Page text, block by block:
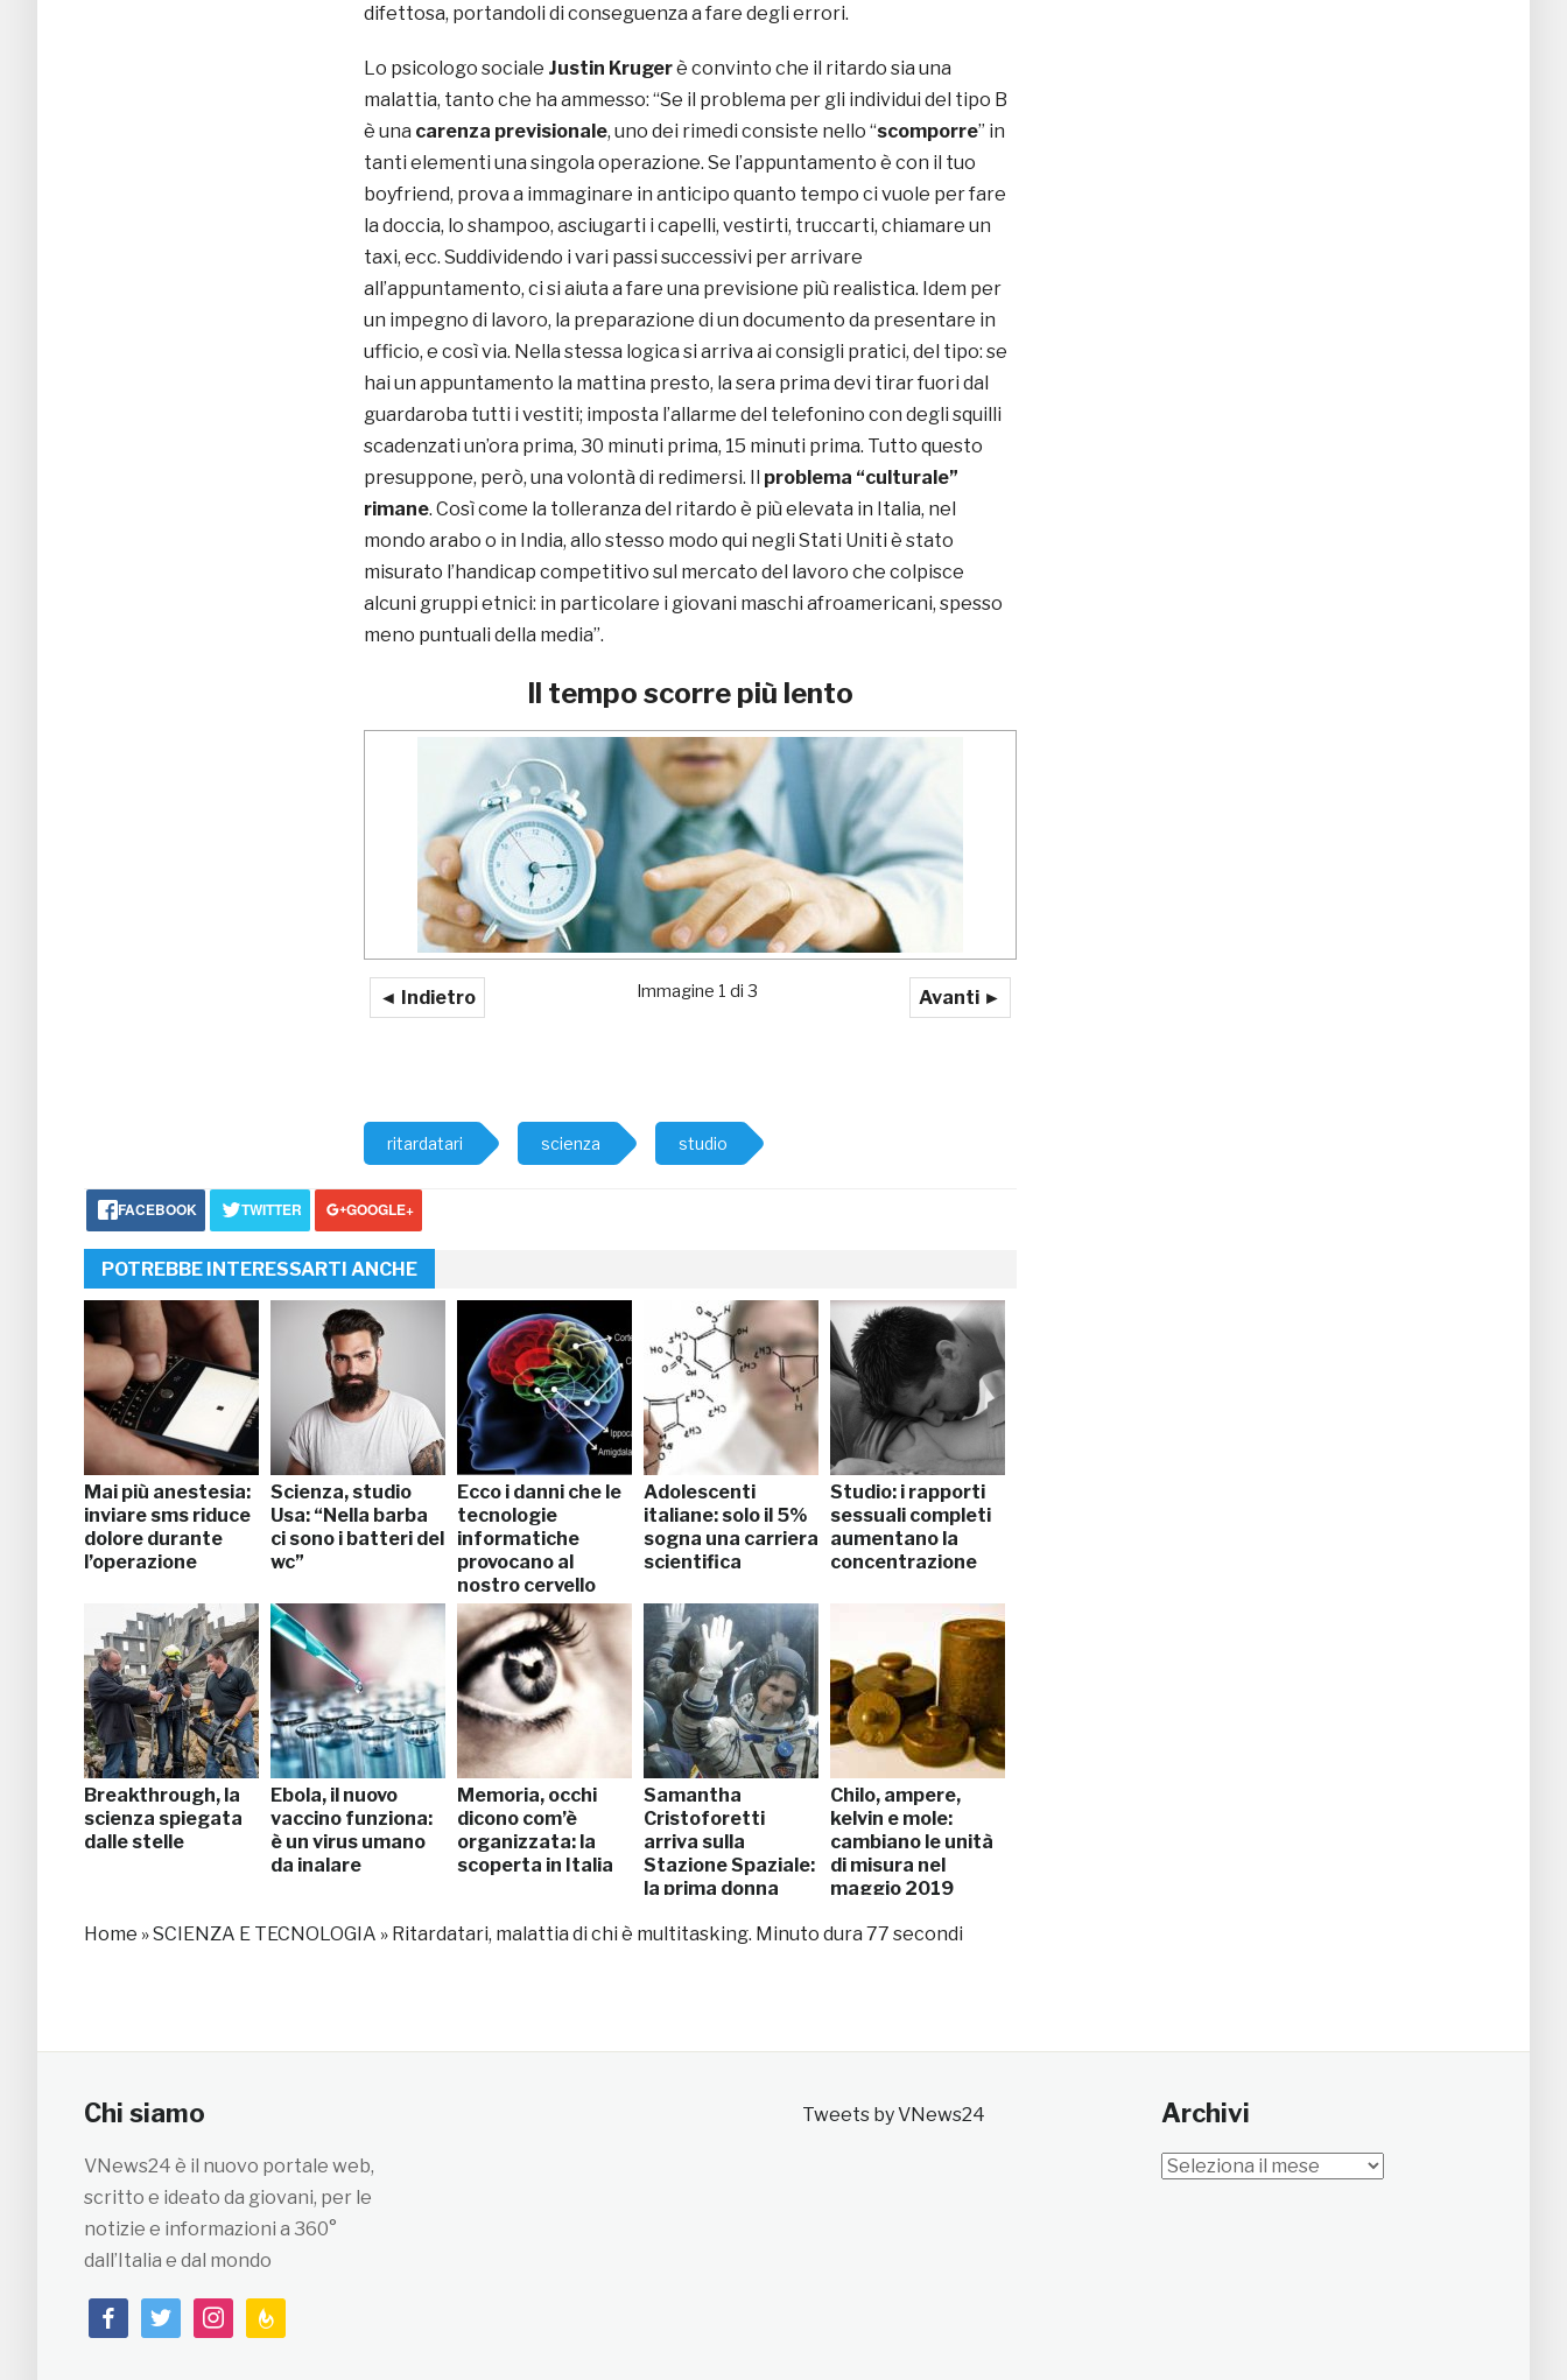
difettosa, portandoli di conseguenza a fare degli errori.
Lo psicologo sociale Justin Krugerè convinto che il ritardo sia una
malattia, tanto che ha ammesso: “Se il problema per gli individui del tipo B
è una carenza previsionale, uno dei rimedi consiste nello “scomporre” in
tanti elementi una singola operazione. Se l’appuntamento è con il tuo
boyfriend, prova a immaginare in anticipo quanto tempo ci vuole per fare
la doccia, lo shampoo, asciugarti i capelli, vestirti, truccarti, chiamare un
taxi, ecc. Suddividendo i vari passi successivi per arrivare
all’appuntamento, ci si aiuta a fare una previsione più realistica. Idem per
un impegno di lavoro, la preparazione di un documento da presentare in
ufficio, e così via. Nella stessa logica si arriva ai consigli pratici, del tipo: se
hai un appuntamento la mattina presto, la sera prima devi tirar fuori dal
guardaroba tutti i vestiti; imposta l’allarme del telefonino con degli squilli
scadenzati un’ora prima, 30 minuti prima, 15 minuti prima. Tutto questo
presuppone, però, una volontà di redimersi. Il problema “culturale”
rimane. Così come la tolleranza del ritardo è più elevata in Italia, nel
mondo arabo o in India, allo stesso modo qui negli Stati Uniti è stato
misurato l’handicap competitivo sul mercato del lavoro che colpisce
alcuni gruppi etnici: in particolare i giovani maschi afroamericani, spesso
meno puntuali della media”.
Il tempo scorre più lento
◄ Indietro Avanti ►
Immagine 1 di 3
ritardatari scienza studio
FACEBOOK TWITTER GOOGLE+
POTREBBE INTERESSARTI ANCHE
Mai più anestesia:
inviare sms riduce
dolore durante
l’operazione
Scienza, studio
Usa: “Nella barba
ci sono i batteri del
wc”
Ecco i danni che le
tecnologie
informatiche
provocano al
nostro cervello
Adolescenti
italiane: solo il 5%
sogna una carriera
scientifica
Studio: i rapporti
sessuali completi
aumentano la
concentrazione
Breakthrough, la
scienza spiegata
dalle stelle
Ebola, il nuovo
vaccino funziona:
è un virus umano
da inalare
Memoria, occhi
dicono com’è
organizzata: la
scoperta in Italia
Samantha
Cristoforetti
arriva sulla
Stazione Spaziale:
la prima donna
spazio
Chilo, ampere,
kelvin e mole:
cambiano le unità
di misura nel
maggio 2019
Home »SCIENZA E TECNOLOGIA » Ritardatari, malattia di chi è multitasking. Minuto dura 77 secondi
Chi siamo
VNews24 è il nuovo portale web,
scritto e ideato da giovani, per le
notizie e informazioni a 360°
dall’Italia e dal mondo
facebooktwitterinstagramfeedburner
Tweets by VNews24 Archivi
Archivi